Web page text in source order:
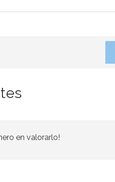
en valorarlo!